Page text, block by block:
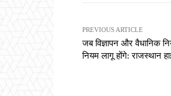
PREVIOUS ARTICLE
जब विज्ञापन और वैधानिक
नियम लागू होंगे: राजस्थान